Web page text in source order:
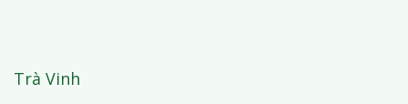
Trà Vinh